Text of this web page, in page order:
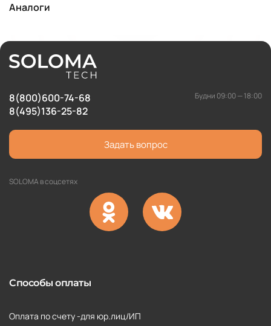
Аналоги
8(800)600-74-68
8(495)136-25-82
Будни 09:00 — 18:00
Задать вопрос
SOLOMA в соцсетях
Способы оплаты
Оплата по счету -для юр.лиц/ИП